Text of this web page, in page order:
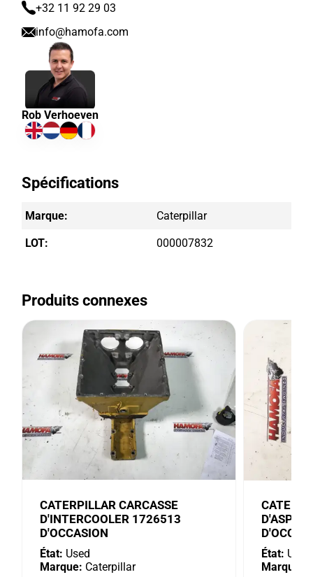
+32 11 92 29 03
info@hamofa.com
Rob Verhoeven
Spécifications
Marque: Caterpillar
LOT: 000007832
Produits connexes
CATERPILLAR CARCASSE
D'INTERCOOLER 1726513
D'OCCASION
État: Used
Marque: Caterpillar
État: Used
Marque: